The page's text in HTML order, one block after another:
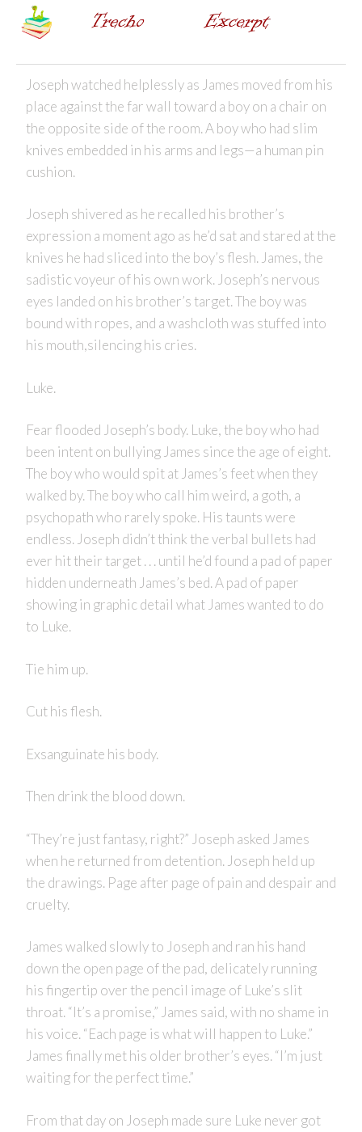
Joseph watched helplessly as James moved from his
place against the far wall toward a boy on a chair on
the opposite side of the room. A boy who had slim
knives embedded in his arms and legs—a human pin
cushion.
Joseph shivered as he recalled his brother’s
expression a moment ago as he’d sat and stared at the
knives he had sliced into the boy’s flesh. James, the
sadistic voyeur of his own work. Joseph’s nervous
eyes landed on his brother’s target. The boy was
bound with ropes, and a washcloth was stuffed into
his mouth,silencing his cries.
Luke.
Fear flooded Joseph’s body. Luke, the boy who had
been intent on bullying James since the age of eight.
The boy who would spit at James’s feet when they
walked by. The boy who call him weird, a goth, a
psychopath who rarely spoke. His taunts were
endless. Joseph didn’t think the verbal bullets had
ever hit their target . . . until he’d found a pad of paper
hidden underneath James’s bed. A pad of paper
showing in graphic detail what James wanted to do
to Luke.
Tie him up.
Cut his flesh.
Exsanguinate his body.
Then drink the blood down.
“They’re just fantasy, right?” Joseph asked James
when he returned from detention. Joseph held up
the drawings. Page after page of pain and despair and
cruelty.
James walked slowly to Joseph and ran his hand
down the open page of the pad, delicately running
his fingertip over the pencil image of Luke’s slit
throat. “It’s a promise,” James said, with no shame in
his voice. “Each page is what will happen to Luke.”
James finally met his older brother’s eyes. “I’m just
waiting for the perfect time.”
From that day on Joseph made sure Luke never got